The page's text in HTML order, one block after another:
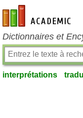
fr-academic.com
Dictionnaires et
interprétations